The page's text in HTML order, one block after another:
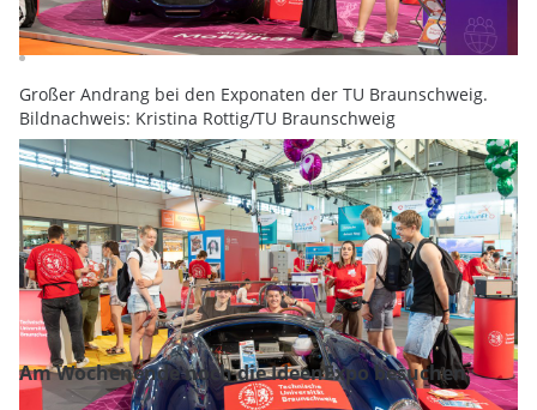
Großer Andrang bei den Exponaten der TU Braunschweig.
Bildnachweis: Kristina Rottig/TU Braunschweig
Am Wochenende noch die IdeenExpo besuchen